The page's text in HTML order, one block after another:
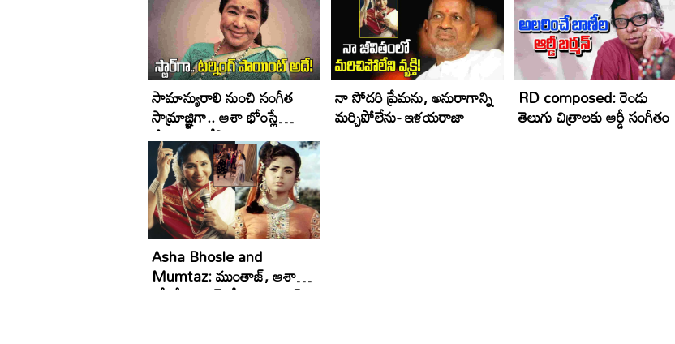
సామాన్యురాలి నుంచి సంగీత
సామ్రాజ్ఞిగా.. ఆశా భోంస్లే
జీవితం - విశేషాలు
నా సోదరి ప్రేమను, అనురాగాన్ని
మర్చిపోలేను- ఇళయరాజా
RD composed: రెండు
తెలుగు చిత్రాలకు ఆర్డీ సంగీతం
Asha Bhosle and
Mumtaz: ముంతాజ్, ఆశా
భోంస్లేల డ్యాన్స్ వీడియో వైరల్..